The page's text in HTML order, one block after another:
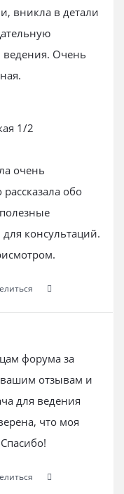
вникла в детали
ведения. Очень
1/2
очень
обо
консультаций.
форума за
отзывам и
для ведения
что моя